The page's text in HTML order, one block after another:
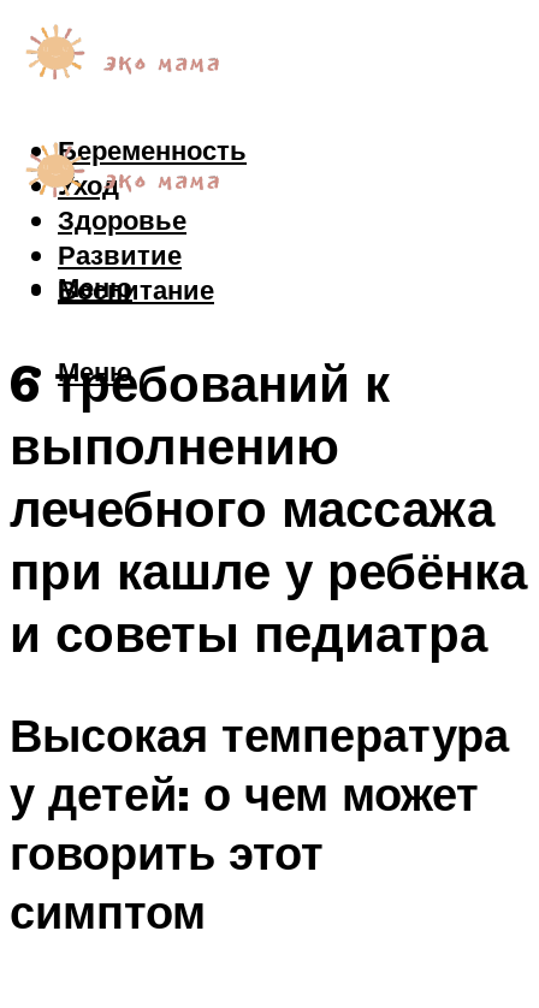
Беременность
Уход
Здоровье
Развитие
Воспитание
Меню
Меню
6 требований к
выполнению
лечебного массажа
при кашле у ребёнка
и советы педиатра
Высокая температура
у детей: о чем может
говорить этот
симптом